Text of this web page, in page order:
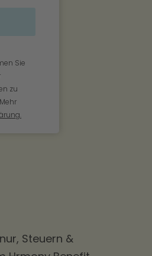
Sie
zu
Steuern &